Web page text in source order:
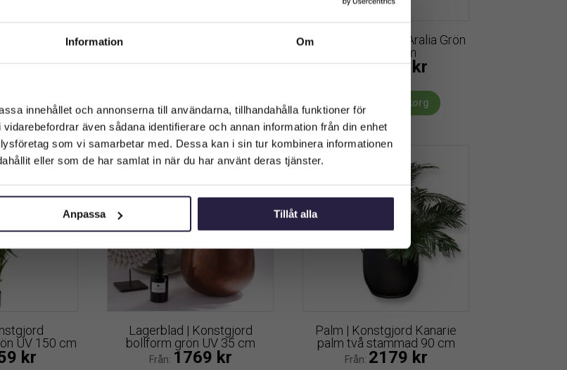
Information Om
innehållet och annonserna till användarna, tillhandahålla funktioner för
även sådana identifierare och annan information från din enhet
som vi samarbetar med. Dessa kan i sin tur kombinera informationen
eller som de har samlat in när du har använt deras tjänster.
Anpassa Tillåt alla
kr
Olivträd | Konstgjord äkta stam
7139kr
Lägg till i varukorg
Palm | Konstgjord Aralia Grön
UV 170 cm
4249 kr
Lägg till i varukorg
UV 150 cm
kr
Lagerblad | Konstgjord
bollform grön UV 35 cm
Från: 1769 kr
Palm | Konstgjord Kanarie
palm två stammad 90 cm
Från: 2179 kr
Välkommen till Webflower
kund är du? Du kan alltid justera ditt val längst upp
Företagskund (exkl. moms)